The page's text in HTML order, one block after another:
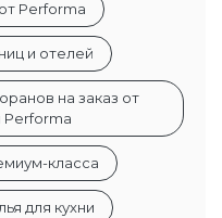
Performa
и отелей
на заказ от
Performa
класса
для кухни